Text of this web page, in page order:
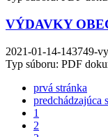
VÝDAVKY
2021-01-14-143749-
Typ súboru: PDF
prvá stránka
predchádzajúca
1
2